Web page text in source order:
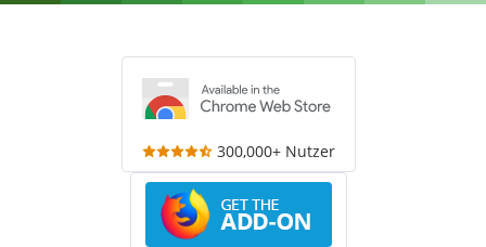
300,000+ Nutzer